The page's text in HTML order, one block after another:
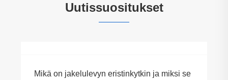
Uutissuositukset
Mikä on jakelulevyn eristinkytkin ja miksi se